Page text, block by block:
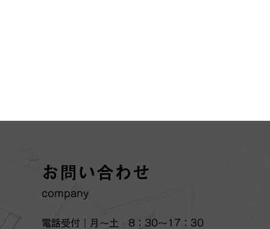
お問い合わせ
​company
電話受付｜月～土 8：30～17：30